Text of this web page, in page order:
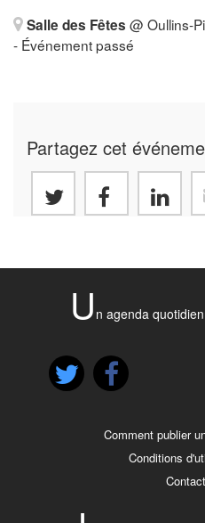
Salle des Fêtes @ Oullins-
- Événement passé
Partagez cet
U n agenda
Comment publier
Conditions
Contact